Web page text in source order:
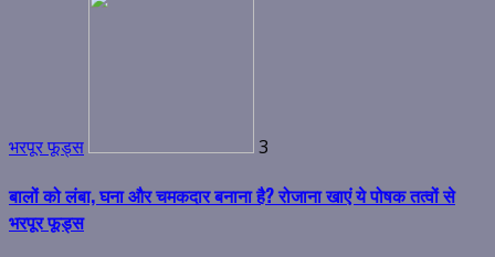
भरपूर फूड्स 3
बालों को लंबा, घना और चमकदार बनाना है? रोजाना खाएं ये पोषक तत्वों से
भरपूर फूड्स